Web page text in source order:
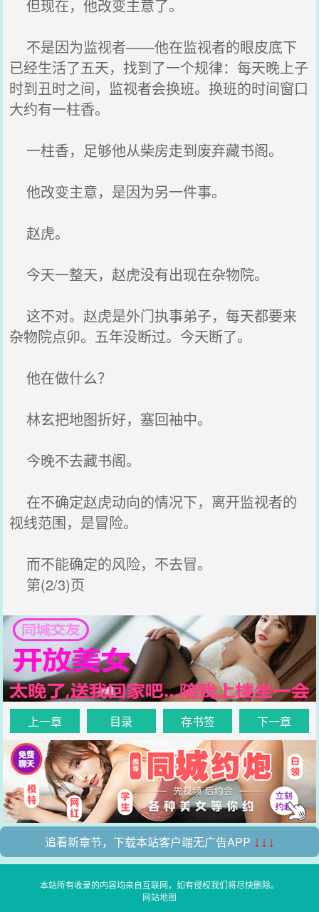
但现在，他改变主意了。
不是因为监视者——他在监视者的眼皮底下
已经生活了五天，找到了一个规律：每天晚上子
时到丑时之间，监视者会换班。换班的时间窗口
大约有一柱香。
一柱香，足够他从柴房走到废弃藏书阁。
他改变主意，是因为另一件事。
赵虎。
今天一整天，赵虎没有出现在杂物院。
这不对。赵虎是外门执事弟子，每天都要来
杂物院点卯。五年没断过。今天断了。
他在做什么？
林玄把地图折好，塞回袖中。
今晚不去藏书阁。
在不确定赵虎动向的情况下，离开监视者的
视线范围，是冒险。
而不能确定的风险，不去冒。
第(2/3)页
上一章 目录 存书签 下一章
追看新章节，下载本站客户端无广告APP ↓↓↓
本站所有收录的内容均来自互联网，如有侵权我们将尽快删除。
网站地图